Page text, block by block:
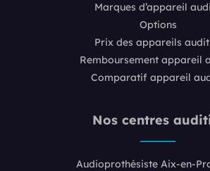
Marques d’appareil
Options
Prix des appareils
Remboursement appareil
Comparatif appareil
Nos centres
Audioprothésiste Aix-en-